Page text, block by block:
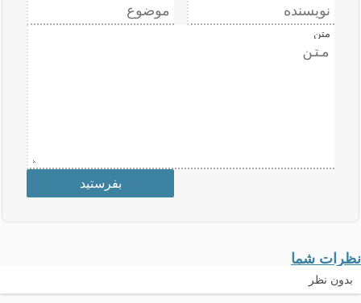
متن
نظرات شما
بدون نظر